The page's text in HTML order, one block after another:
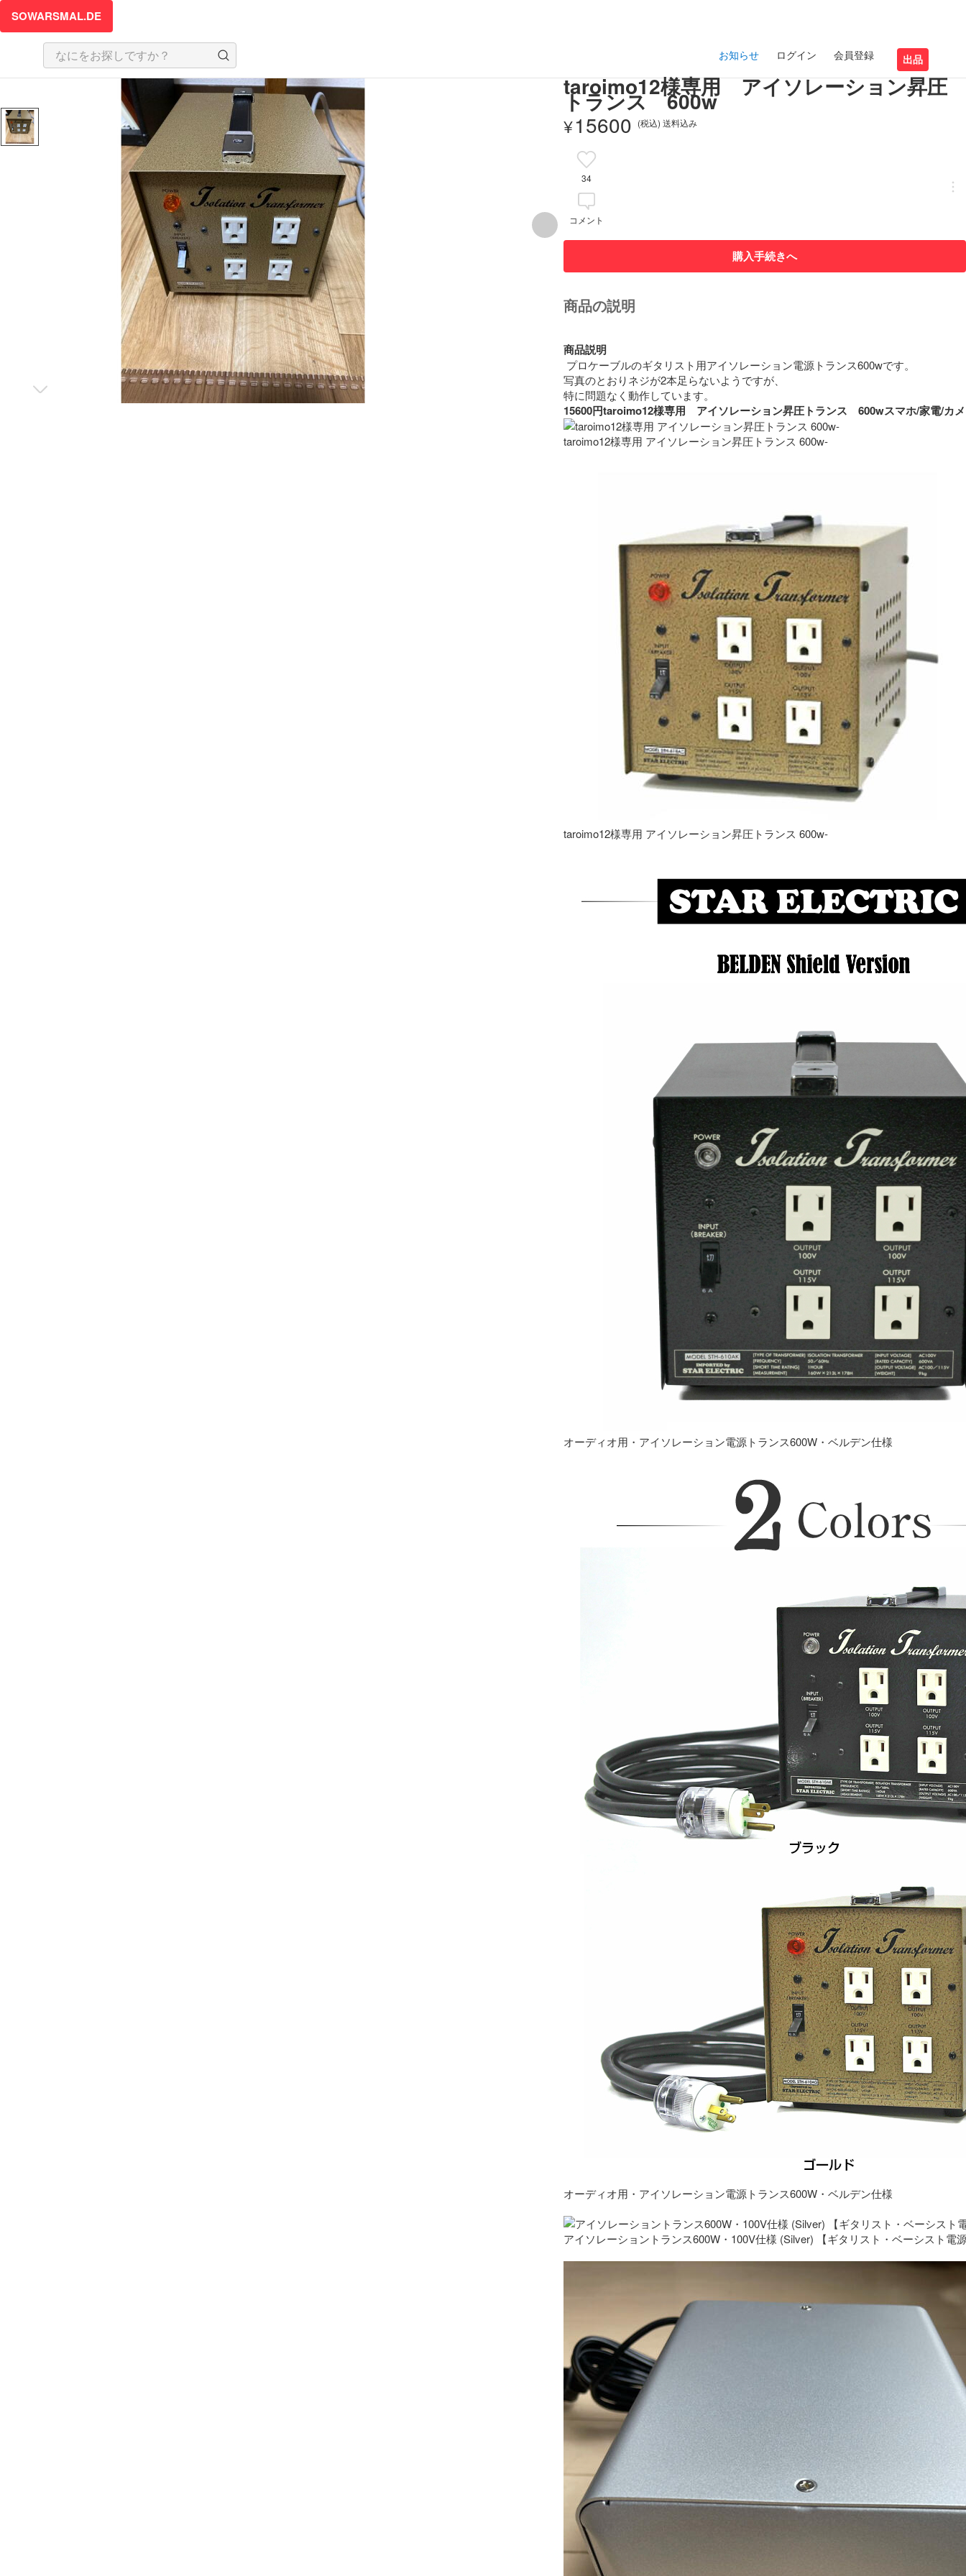
SOWARSMAL.DE
お知らせ ログイン 会員登録 出品
taroimo12様専用 アイソレーション昇圧
トランス 600w
¥15600 (税込) 送料込み
34
コメント
購入手続きへ
商品の説明
商品説明
プロケーブルのギタリスト用アイソレーション電源トランス600wです。
写真のとおりネジが2本足らないようですが、
15600円taroimo12様専用　アイソレーション昇圧トランス　600wスマホ/家電/
taroimo12様専用 アイソレーション昇圧トランス 600w-
taroimo12様専用 アイソレーション昇圧トランス 600w-
オーディオ用・アイソレーション電源トランス600W・ベルデン仕様
オーディオ用・アイソレーション電源トランス600W・ベルデン仕様
アイソレーショントランス600W・100V仕様 (Silver) 【ギタリスト・ベーシスト電